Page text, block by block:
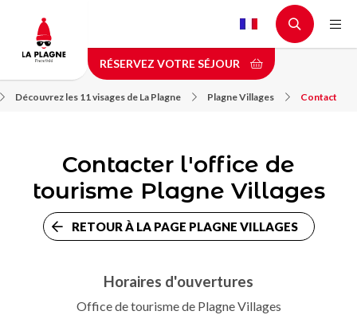
contenu
principal
RÉSERVEZ VOTRE SÉJOUR
Découvrez les 11 visages de La Plagne Plagne Villages Contact
Contacter l'office de
tourisme Plagne Villages
RETOUR À LA PAGE PLAGNE VILLAGES
Horaires d'ouvertures
Office de tourisme de Plagne Villages